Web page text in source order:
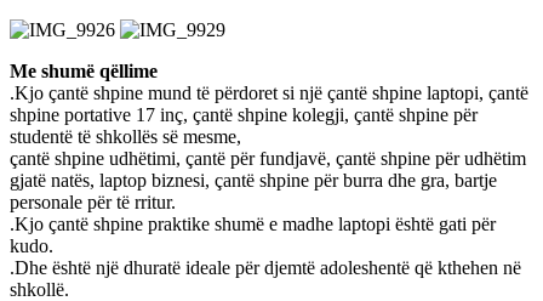
Me shumë qëllime
.Kjo çantë shpine mund të përdoret si një çantë shpine laptopi, çantë
shpine portative 17 inç, çantë shpine kolegji, çantë shpine për
studentë të shkollës së mesme,
çantë shpine udhëtimi, çantë për fundjavë, çantë shpine për udhëtim
gjatë natës, laptop biznesi, çantë shpine për burra dhe gra, bartje
personale për të rritur.
.Kjo çantë shpine praktike shumë e madhe laptopi është gati për
kudo.
.Dhe është një dhuratë ideale për djemtë adoleshentë që kthehen në
shkollë.